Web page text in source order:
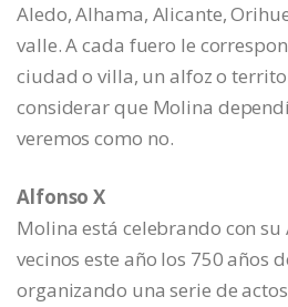
Aledo, Alhama, Alicante,
valle. A cada fuero le
ciudad o villa, un alfoz o
considerar que Molina
veremos como no.
Alfonso X
Molina está celebrando con
vecinos este año los 750 años
organizando una serie de